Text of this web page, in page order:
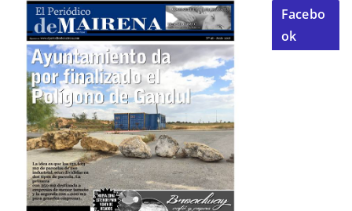
Facebo
ok